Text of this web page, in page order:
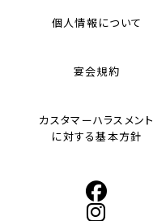
個人情報について
宴会規約
カスタマーハラスメント
に対する基本方針